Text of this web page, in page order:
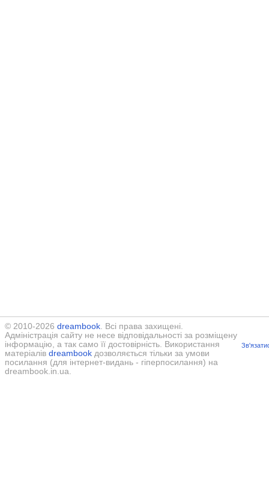
© 2010-2026 dreambook. Всі права захищені.
Адміністрація сайту не несе відповідальності за розміщену
інформацію, а так само її достовірність. Використання
матеріалів dreambook дозволяється тільки за умови
посилання (для інтернет-видань - гіперпосилання) на
dreambook.in.ua.